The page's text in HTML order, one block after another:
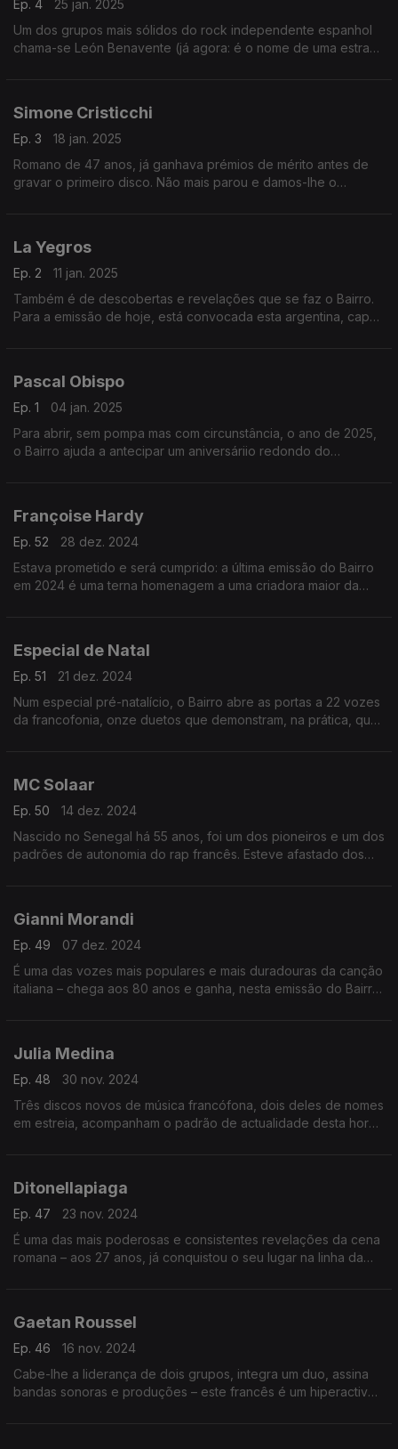
Ep. 4
25 jan. 2025
Um dos grupos mais sólidos do rock independente espanhol
chama-se León Benavente (já agora: é o nome de uma estrada
Simone Cristicchi
Ep. 3
18 jan. 2025
Romano de 47 anos, já ganhava prémios de mérito antes de
gravar o primeiro disco. Não mais parou e damos-lhe o
La Yegros
Ep. 2
11 jan. 2025
Também é de descobertas e revelações que se faz o Bairro.
Para a emissão de hoje, está convocada esta argentina, capaz
Pascal Obispo
Ep. 1
04 jan. 2025
Para abrir, sem pompa mas com circunstância, o ano de 2025,
o Bairro ajuda a antecipar um aniversáriio redondo do
Françoise Hardy
Ep. 52
28 dez. 2024
Estava prometido e será cumprido: a última emissão do Bairro
em 2024 é uma terna homenagem a uma criadora maior da
Especial de Natal
Ep. 51
21 dez. 2024
Num especial pré-natalício, o Bairro abre as portas a 22 vozes
da francofonia, onze duetos que demonstram, na prática, que
MC Solaar
Ep. 50
14 dez. 2024
Nascido no Senegal há 55 anos, foi um dos pioneiros e um dos
padrões de autonomia do rap francês. Esteve afastado dos
Gianni Morandi
Ep. 49
07 dez. 2024
É uma das vozes mais populares e mais duradouras da canção
italiana – chega aos 80 anos e ganha, nesta emissão do Bairro,
Julia Medina
Ep. 48
30 nov. 2024
Três discos novos de música francófona, dois deles de nomes
em estreia, acompanham o padrão de actualidade desta hora
Ditonellapiaga
Ep. 47
23 nov. 2024
É uma das mais poderosas e consistentes revelações da cena
romana – aos 27 anos, já conquistou o seu lugar na linha da
Gaetan Roussel
Ep. 46
16 nov. 2024
Cabe-lhe a liderança de dois grupos, integra um duo, assina
bandas sonoras e produções – este francês é um hiperactivo.